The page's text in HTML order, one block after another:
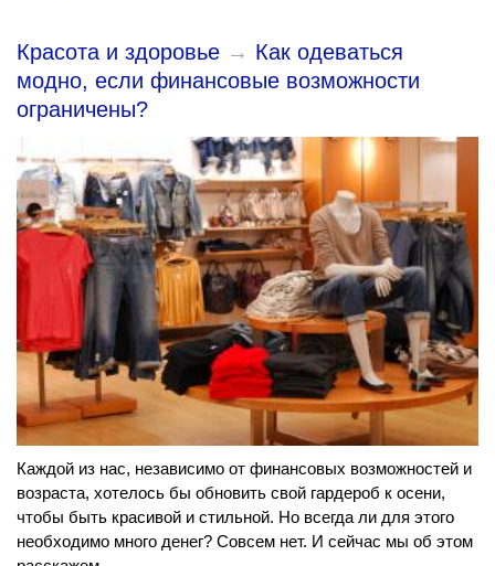
Красота и здоровье → Как одеваться
модно, если финансовые возможности
ограничены?
Каждой из нас, независимо от финансовых возможностей и
возраста, хотелось бы обновить свой гардероб к осени,
чтобы быть красивой и стильной. Но всегда ли для этого
необходимо много денег? Совсем нет. И сейчас мы об этом